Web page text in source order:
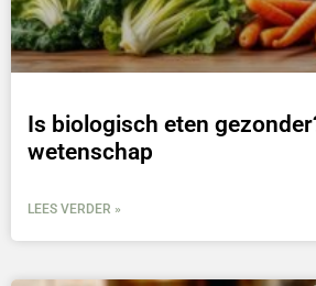
Is biologisch eten
wetenschap
LEES VERDER »